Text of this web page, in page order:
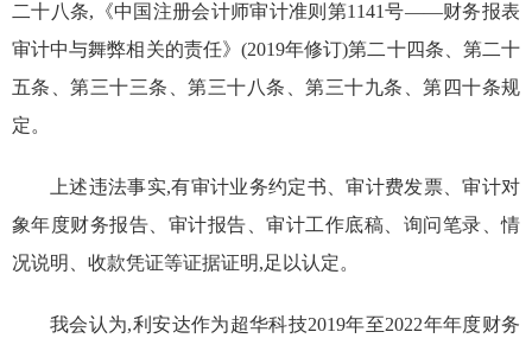
二十八条,《中国注册会计师审计准则第1141号——财务报表
审计中与舞弊相关的责任》(2019年修订)第二十四条、第二十
五条、第三十三条、第三十八条、第三十九条、第四十条规
定。
上述违法事实,有审计业务约定书、审计费发票、审计对
象年度财务报告、审计报告、审计工作底稿、询问笔录、情
况说明、收款凭证等证据证明,足以认定。
我会认为,利安达作为超华科技2019年至2022年年度财务